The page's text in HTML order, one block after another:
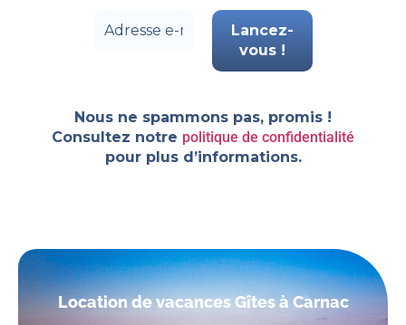
Nous ne spammons pas, promis !
Consultez notre politique de confidentialité
pour plus d’informations.
Location de vacances Gîtes à Carnac